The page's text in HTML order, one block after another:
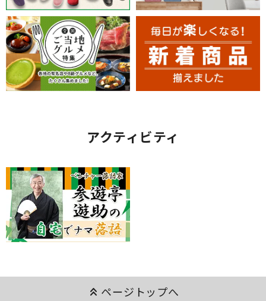
アクティビティ
keyboard_double_arrow_up ページトップへ